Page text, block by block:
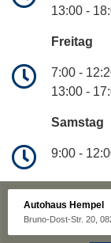
13:00 -
Freitag
7:00 -
13:00 -
Samstag
9:00 -
Autohaus Hempel
Bruno-Dost-Str. 20,